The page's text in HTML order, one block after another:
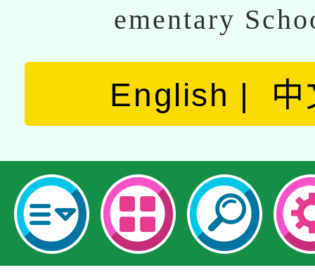
ementary
English 中